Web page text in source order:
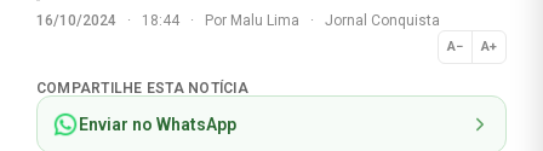
16/10/2024 · 18:44 · Por Malu Lima · Jornal Conquista
A− A+
Normal
COMPARTILHE ESTA NOTÍCIA
Enviar no WhatsApp